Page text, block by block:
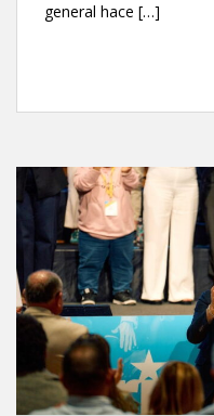
general hace […]